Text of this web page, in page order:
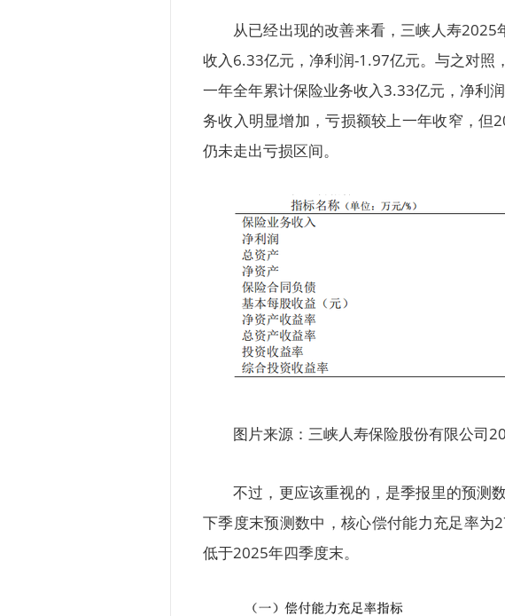
从已经出现的改善来看，三峡人寿
收入6.33亿元，净利润-1.97亿元。与之对照
一年全年累计保险业务收入3.33亿元，净利
务收入明显增加，亏损额较上一年收窄，
仍未走出亏损区间。
图片来源：三峡人寿保险股份有限公司
不过，更应该重视的，是季报里的预测
下季度末预测数中，核心偿付能力充足率
低于2025年四季度末。